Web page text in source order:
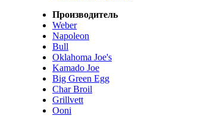
Производитель
Weber
Napoleon
Bull
Oklahoma Joe's
Kamado Joe
Big Green Egg
Char Broil
Grillvett
Ooni